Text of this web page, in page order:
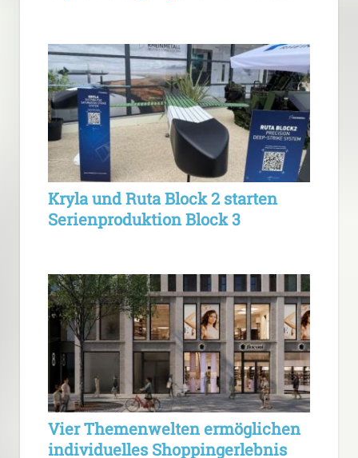
Kryla und Ruta Block 2 starten
Serienproduktion Block 3
Vier Themenwelten ermöglichen
individuelles Shoppingerlebnis